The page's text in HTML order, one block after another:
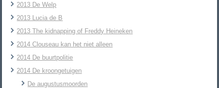
2013 De Welp
2013 Lucia de B
2013 The kidnapping of Freddy Heineken
2014 Clouseau kan het niet alleen
2014 De buurtpolitie
2014 De kroongetuigen
De augustusmoorden